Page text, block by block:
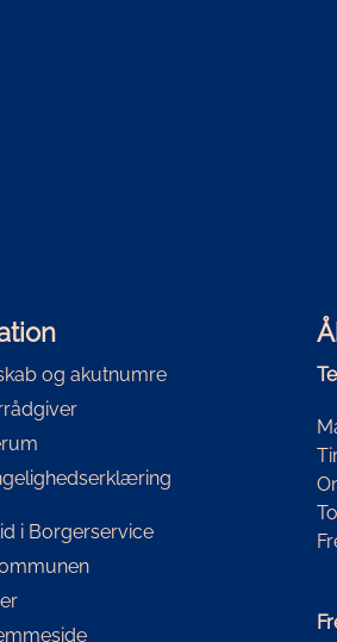
og akutnumre
i Borgerservice